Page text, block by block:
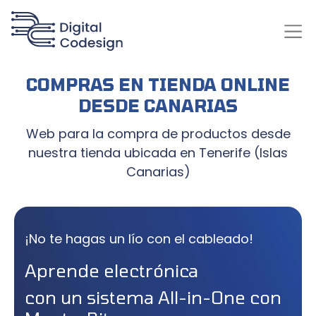
COMPRAS EN TIENDA ONLINE
DESDE CANARIAS
Web para la compra de productos desde
nuestra tienda ubicada en Tenerife (Islas
Canarias)
¡No te hagas un lío con el cableado!
Aprende electrónica
con un sistema All-in-One con